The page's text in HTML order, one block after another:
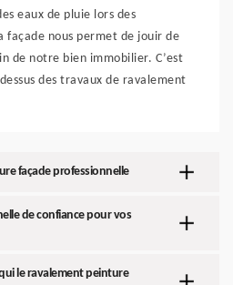
eaux de pluie lors des
façade nous permet de jouir de
de notre bien immobilier. C’est
des travaux de ravalement
façade professionnelle
de confiance pour vos
le ravalement peinture